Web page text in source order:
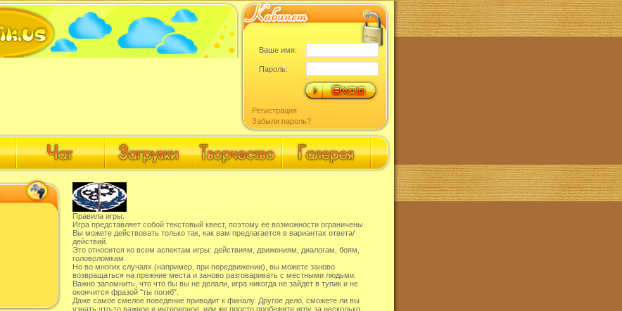
Ваше имя:
Пароль:
Регистрация
Забыли пароль?
Правила игры.
Игра представляет собой текстовый квест, поэтому ее возможности ограничены.
Вы можете действовать только так, как вам предлагается в вариантах ответа/
действий.
Это относится ко всем аспектам игры: действиям, движениям, диалогам, боям,
головоломкам.
Но во многих случаях (например, при передвижении), вы можете заново
возвращаться на прежние места и заново разговаривать с местными людьми.
Важно запомнить, что что бы вы не делали, игра никогда не зайдет в тупик и не
окончится фразой "ты погиб".
Даже самое смелое поведение приводит к финалу. Другое дело, сможете ли вы
узнать что-то важное и интересное, или же просто пробежите игру за несколько